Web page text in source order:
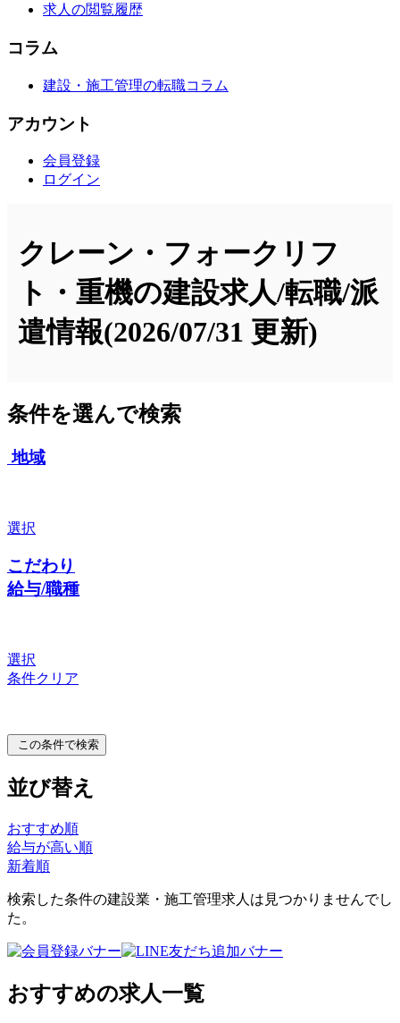
求人の閲覧履歴
コラム
建設・施工管理の転職コラム
アカウント
会員登録
ログイン
クレーン・フォークリフ
ト・重機の建設求人/転職/派
遣情報(2026/07/31 更新)
条件を選んで検索
地域
選択
こだわり
給与/職種
選択
条件クリア
この条件で検索
並び替え
おすすめ順
給与が高い順
新着順
検索した条件の建設業・施工管理求人は見つかりませんでし
た。
おすすめの求人一覧